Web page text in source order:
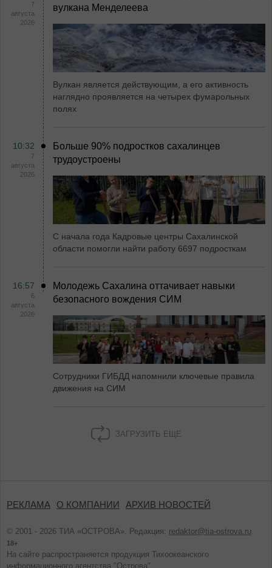
7
августа
2026
вулкана Менделеева
Вулкан является действующим, а его активность
наглядно проявляется на четырех фумарольных
полях
10:32
7
августа
2026
Больше 90% подростков сахалинцев
трудоустроены
С начала года Кадровые центры Сахалинской
области помогли найти работу 6697 подросткам
16:57
6
августа
2026
Молодежь Сахалина оттачивает навыки
безопасного вождения СИМ
Сотрудники ГИБДД напомнили ключевые правила
движения на СИМ
ЗАГРУЗИТЬ ЕЩЕ
РЕКЛАМА О КОМПАНИИ АРХИВ НОВОСТЕЙ
© 2001 - 2026 ТИА «ОСТРОВА». Редакция: redaktor@tia-ostrova.ru.
18+
На сайте распространяется продукция Тихоокеанского
информационного агентства "Острова".